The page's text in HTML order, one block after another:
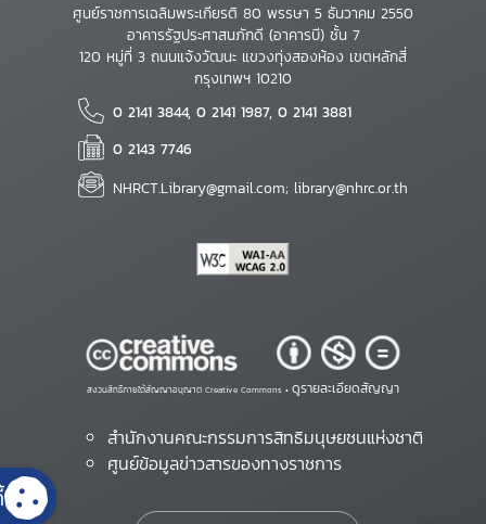
ศูนย์ราชการเฉลิมพระเกียรติ 80 พรรษา 5 ธันวาคม 2550
อาคารรัฐประศาสนภักดี (อาคารบี) ชั้น 7
120 หมู่ที่ 3 ถนนแจ้งวัฒนะ แขวงทุ่งสองห้อง เขตหลักสี่
กรุงเทพฯ 10210
0 2141 3844, 0 2141 1987, 0 2141 3881
0 2143 7746
NHRCT.Library@gmail.com; library@nhrc.or.th
สงวนสิทธิ์ภายใต้สัญญาอนุญาต Creative Commons • ดูรายละเอียดสัญญา
สำนักงานคณะกรรมการสิทธิมนุษยชนแห่งชาติ
ศูนย์ข้อมูลข่าวสารของทางราชการ